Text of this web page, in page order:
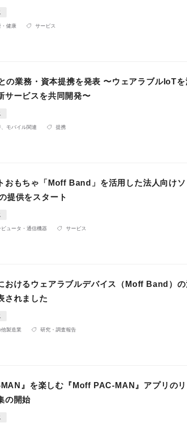
・健康 サービス
の業務・資本提携を発表 〜ウェアラブルIoTを
サービスを共同開発〜
、モバイル関連 提携
おもちゃ「Moff Band」を活用した法人向けソ
提供をスタート
ピュータ・通信機器 サービス
おけるウェアラブルデバイス（Moff Band）の
されました
他製造業 研究・調査報告
』を楽しむ『Moff PAC-MAN』アプリの
の開始